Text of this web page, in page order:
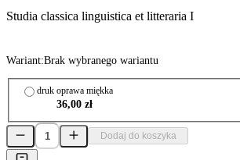
Studia classica linguistica et litteraria I
Wariant:Brak wybranego wariantu
druk oprawa miękka
36,00 zł
Dodaj do koszyka